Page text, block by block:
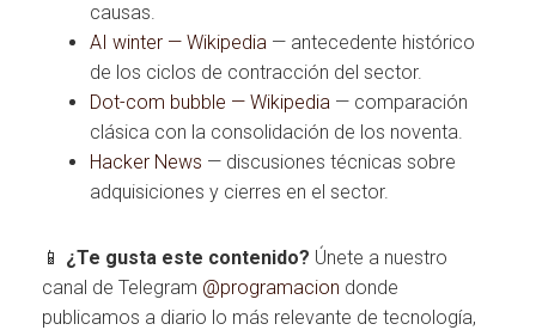
causas.
AI winter — Wikipedia — antecedente histórico
de los ciclos de contracción del sector.
Dot-com bubble — Wikipedia — comparación
clásica con la consolidación de los noventa.
Hacker News — discusiones técnicas sobre
adquisiciones y cierres en el sector.
📱 ¿Te gusta este contenido? Únete a nuestro
canal de Telegram @programacion donde
publicamos a diario lo más relevante de tecnología,